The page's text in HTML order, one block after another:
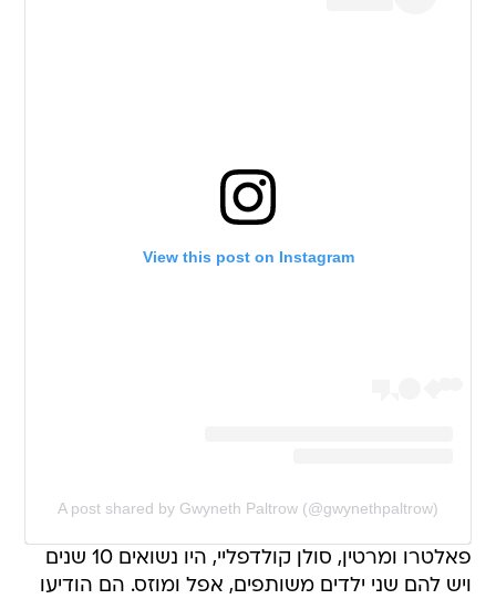
View this post on Instagram
A post shared by Gwyneth Paltrow (@gwynethpaltrow)
פאלטרו ומרטין, סולן קולדפליי, היו נשואים 10 שנים
ויש להם שני ילדים משותפים, אפל ומוזס. הם הודיעו